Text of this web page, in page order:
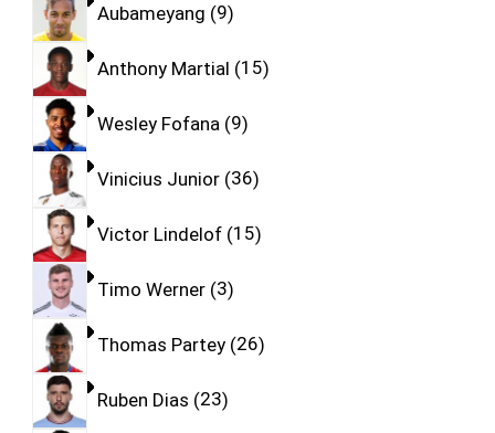
Aubameyang 9
Anthony Martial 15
Wesley Fofana 9
Vinicius Junior 36
Victor Lindelof 15
Timo Werner 3
Thomas Partey 26
Ruben Dias 23